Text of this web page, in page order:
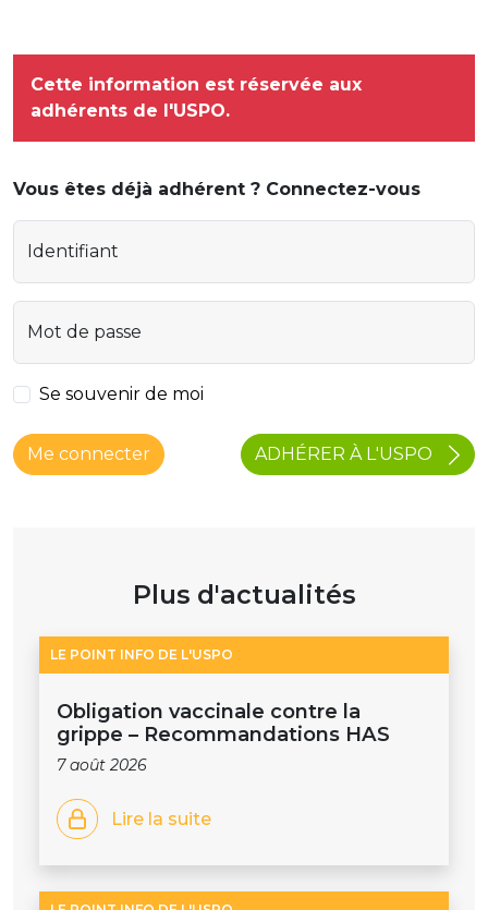
Cette information est réservée aux
adhérents de l'USPO.
Vous êtes déjà adhérent ? Connectez-vous
Identifiant
Mot de passe
Se souvenir de moi
Me connecter ADHÉRER À L'USPO
Plus d'actualités
LE POINT INFO DE L'USPO
Obligation vaccinale contre la
grippe – Recommandations HAS
7 août 2026
Lire la suite